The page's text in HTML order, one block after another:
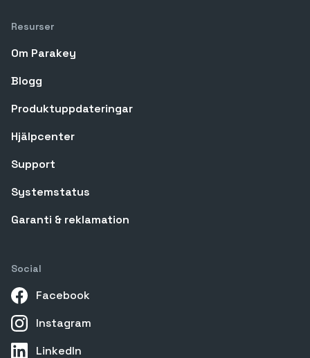
Resurser
Om Parakey
Blogg
Produktuppdateringar
Hjälpcenter
Support
Systemstatus
Garanti & reklamation
Social
Facebook
Instagram
LinkedIn